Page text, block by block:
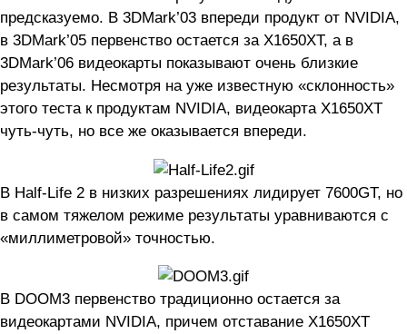
предсказуемо. В 3DMark’03 впереди продукт от NVIDIA,
в 3DMark’05 первенство остается за X1650XT, а в
3DMark’06 видеокарты показывают очень близкие
результаты. Несмотря на уже известную «склонность»
этого теста к продуктам NVIDIA, видеокарта X1650XT
чуть-чуть, но все же оказывается впереди.
В Half-Life 2 в низких разрешениях лидирует 7600GT, но
в самом тяжелом режиме результаты уравниваются с
«миллиметровой» точностью.
В DOOM3 первенство традиционно остается за
видеокартами NVIDIA, причем отставание X1650XT